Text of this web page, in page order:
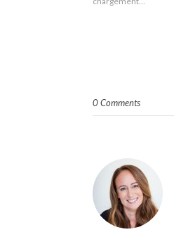
0 Comments